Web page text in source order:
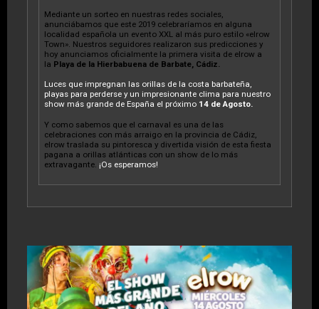
Mediante un sorteo en nuestras redes sociales,
anunciábamos que este 2019 celebraríamos en alguna
localidad española un evento XXL al más puro estilo «elrow
Town». Nuestros seguidores realizaron sus predicciones y
hoy anunciamos oficialmente la primera visita de elrow a
la Playa de la Hierbabuena de Barbate, Cádiz.
Luces que impregnan las orillas de la costa barbateña,
playas para perderse y un impresionante clima para nuestro
show más grande de España el próximo 14 de Agosto.
Y como sabemos que el carnaval es una de las
celebraciones con más arraigo en la provincia de Cádiz,
elrow traslada su pintoresca y divertida visión de esta fiesta
pagana a orillas atlánticas con un show de lo más
extravagante. ¡Os esperamos!